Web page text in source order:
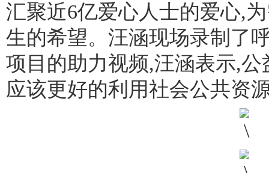
汇聚近6亿爱心人士的爱心,
生的希望。汪涵现场录制了
项目的助力视频,汪涵表示,
应该更好的利用社会公共资